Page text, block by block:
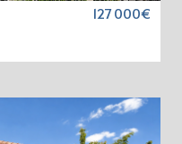
127 000€